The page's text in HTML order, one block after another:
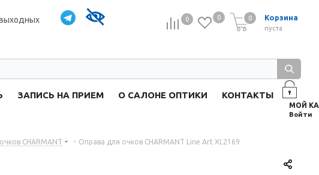
выходных 0 0 Корзина
0
пуста
0
ЗАПИСЬ НА ПРИЕМ О САЛОНЕ ОПТИКИ КОНТАКТЫ
Войти
CHARMANT - Оправа для очков CHARMANT Line Art XL2169